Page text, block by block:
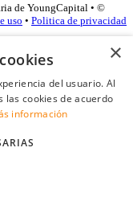
de YoungCapital • ©
uso • Politica de privacidad
×
del usuario. Al
las cookies de acuerdo
información